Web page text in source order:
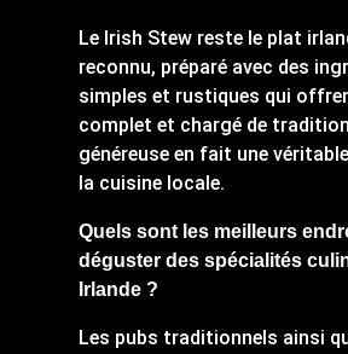
Le Irish Stew reste le plat
reconnu, préparé avec des
simples et rustiques qui
complet et chargé de
généreuse en fait une
la cuisine locale.
Quels sont les meilleurs
déguster des spécialités
Irlande ?
Les pubs traditionnels ainsi